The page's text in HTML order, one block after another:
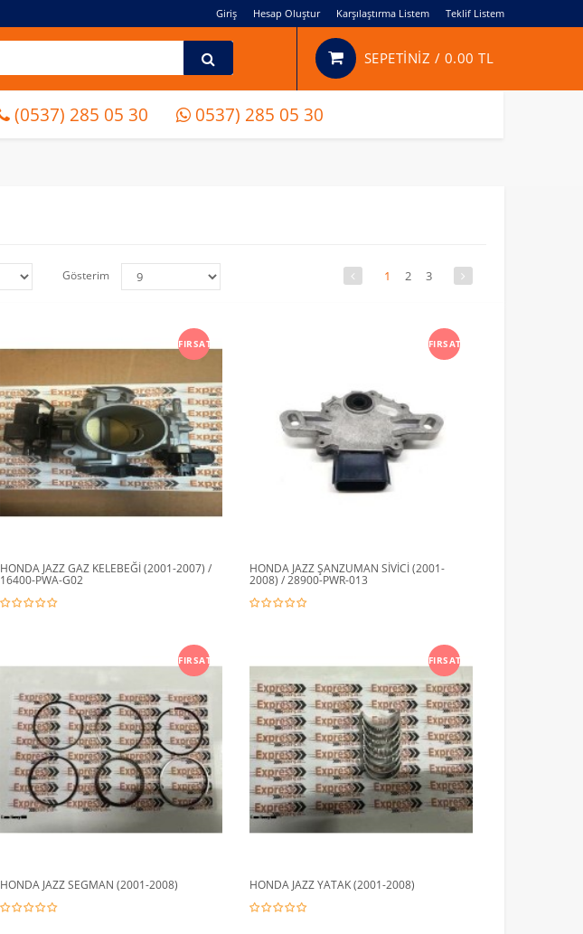
Giriş Hesap Oluştur Karşılaştırma Listem Teklif Listem
SEPETİNİZ / 0.00 TL
(0537) 285 05 30 0537) 285 05 30
Gösterim 1 2 3
FIRSAT
HONDA JAZZ GAZ KELEBEĞİ (2001-2007) /
16400-PWA-G02
FIRSAT
HONDA JAZZ ŞANZUMAN SİVİCİ (2001-
2008) / 28900-PWR-013
FIRSAT
HONDA JAZZ SEGMAN (2001-2008)
FIRSAT
HONDA JAZZ YATAK (2001-2008)